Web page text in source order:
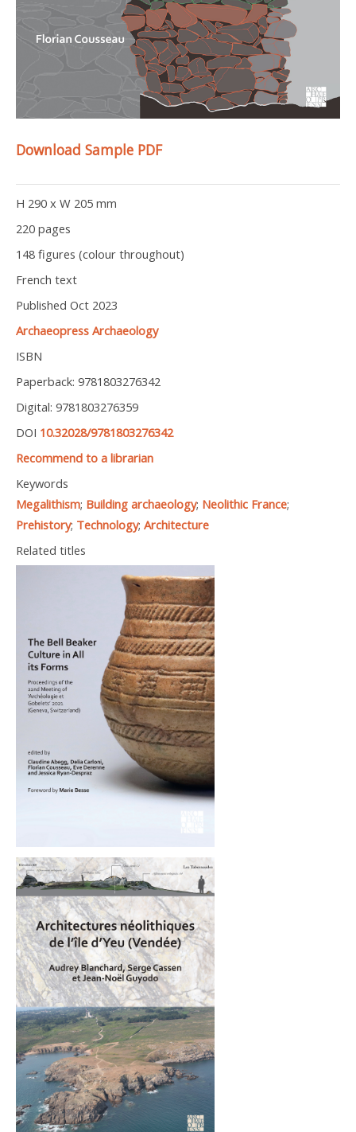
Download Sample PDF
H 290 x W 205 mm
220 pages
148 figures (colour throughout)
French text
Published Oct 2023
Archaeopress Archaeology
ISBN
Paperback: 9781803276342
Digital: 9781803276359
DOI 10.32028/9781803276342
Recommend to a librarian
Keywords
Megalithism; Building archaeology; Neolithic France;
Prehistory; Technology; Architecture
Related titles